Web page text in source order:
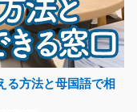
/y03_01087
勤務の方も大歓
る方法と母国語で相